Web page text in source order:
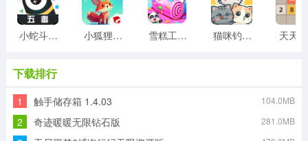
小蛇斗蜈蚣 小狐狸游戏 雪糕工厂游戏 猫咪钓鱼物语游戏 天天
下载排行
1 触手储存箱 1.4.03 104.0MB
2 奇迹暖暖无限钻石版 281.0MB